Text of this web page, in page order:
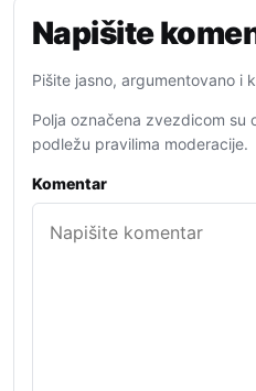
Napišite
Pišite jasno, argumentovano i
Polja označena zvezdicom su
podležu pravilima moderacije.
Komentar